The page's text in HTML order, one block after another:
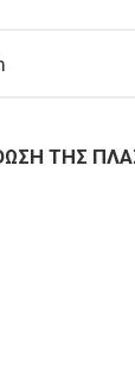
ΤΗΣ
ΓΙΑ